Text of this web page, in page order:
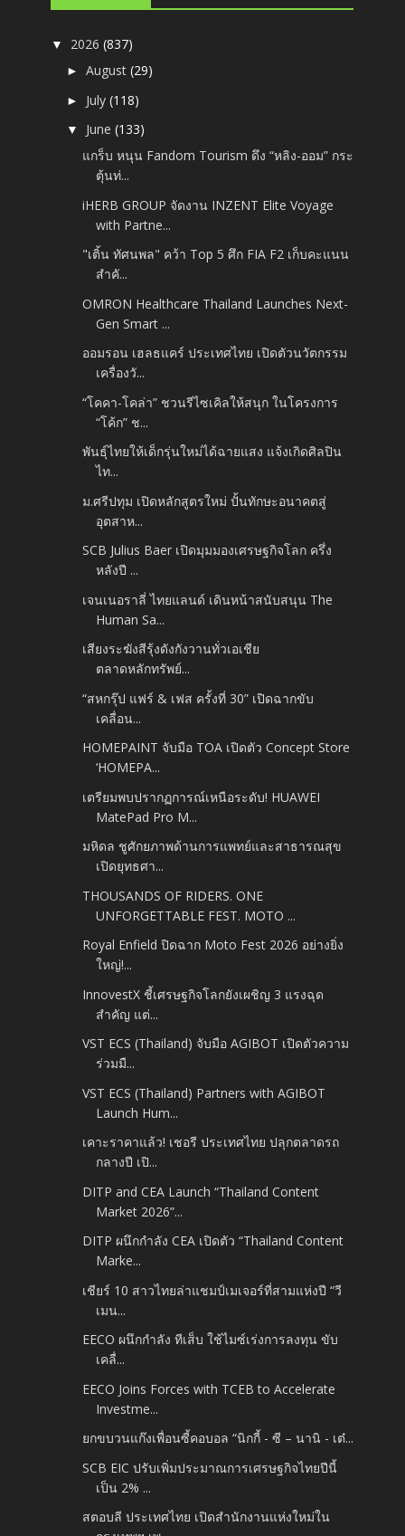
▼ 2026(837)
►August(29)
► July(118)
▼ June(133)
แกร็บ หนุน Fandom Tourism ดึง “หลิง-ออม” กระ
ตุ้นท่...
iHERB GROUP จัดงาน INZENT Elite Voyage
with Partne...
"เติ้น ทัศนพล" คว้า Top 5 ศึก FIA F2 เก็บคะแนน
สำคั...
OMRON Healthcare Thailand Launches Next-
Gen Smart ...
ออมรอน เฮลธแคร์ ประเทศไทย เปิดตัวนวัตกรรม
เครื่องวั...
“โคคา-โคล่า” ชวนรีไซเคิลให้สนุก ในโครงการ
“โค้ก” ช...
พันธุ์ไทยให้เด็กรุ่นใหม่ได้ฉายแสง แจ้งเกิดศิลปิน
ไท...
ม.ศรีปทุม เปิดหลักสูตรใหม่ ปั้นทักษะอนาคตสู่
อุตสาห...
SCB Julius Baer เปิดมุมมองเศรษฐกิจโลก ครึ่ง
หลังปี ...
เจนเนอราลี่ ไทยแลนด์ เดินหน้าสนับสนุน The
Human Sa...
เสียงระฆังสีรุ้งดังกังวานทั่วเอเชีย
ตลาดหลักทรัพย์...
“สหกรุ๊ป แฟร์ & เฟส ครั้งที่ 30” เปิดฉากขับ
เคลื่อน...
HOMEPAINT จับมือ TOA เปิดตัว Concept Store
‘HOMEPA...
เตรียมพบปรากฏการณ์เหนือระดับ! HUAWEI
MatePad Pro M...
มหิดล ชูศักยภาพด้านการแพทย์และสาธารณสุข
เปิดยุทธศา...
THOUSANDS OF RIDERS. ONE
UNFORGETTABLE FEST. MOTO ...
Royal Enfield ปิดฉาก Moto Fest 2026 อย่างยิ่ง
ใหญ่!...
InnovestX ชี้เศรษฐกิจโลกยังเผชิญ 3 แรงฉุด
สำคัญ แต่...
VST ECS (Thailand) จับมือ AGIBOT เปิดตัวความ
ร่วมมื...
VST ECS (Thailand) Partners with AGIBOT
Launch Hum...
เคาะราคาแล้ว! เชอรี ประเทศไทย ปลุกตลาดรถ
กลางปี เปิ...
DITP and CEA Launch “Thailand Content
Market 2026”...
DITP ผนึกกำลัง CEA เปิดตัว “Thailand Content
Marke...
เชียร์ 10 สาวไทยล่าแชมป์เมเจอร์ที่สามแห่งปี “วี
เมน...
EECO ผนึกกำลัง ทีเส็บ ใช้ไมซ์เร่งการลงทุน ขับ
เคลื่...
EECO Joins Forces with TCEB to Accelerate
Investme...
ยกขบวนแก๊งเพื่อนซี้คอบอล “นิกกี้ - ซี – นานิ - เต๋...
SCB EIC ปรับเพิ่มประมาณการเศรษฐกิจไทยปีนี้
เป็น 2% ...
สตอบลี ประเทศไทย เปิดสำนักงานแห่งใหม่ใน